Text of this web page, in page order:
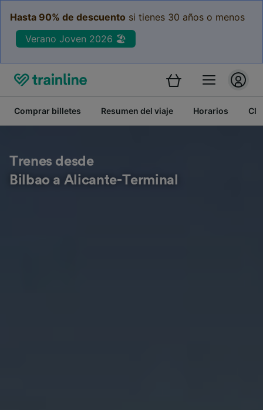
Hasta 90% de descuento si tienes 30 años o menos
Verano Joven 2026 🏖️
Comprar billetes Resumen del viaje Horarios
Trenes desde
Bilbao a Alicante-Terminal